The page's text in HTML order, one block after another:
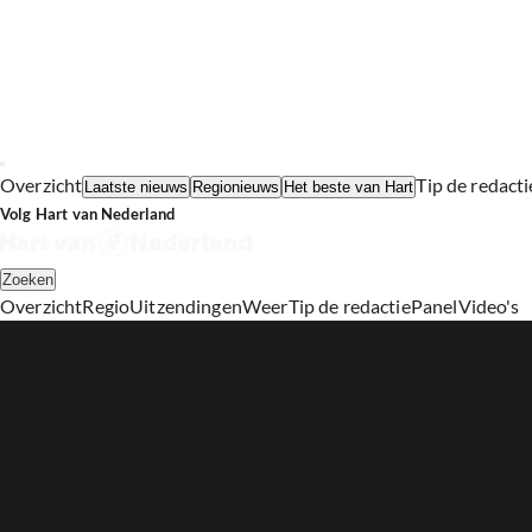
Overzicht Laatste nieuws Regionieuws Het beste van HartTip de
Volg Hart van Nederland
Zoeken
OverzichtRegioUitzendingenWeerTip de redactiePanelVideo's